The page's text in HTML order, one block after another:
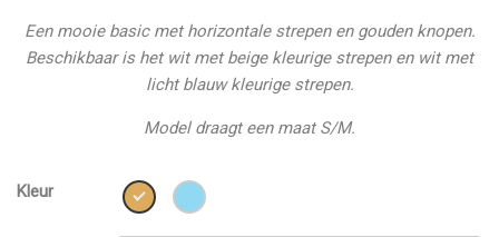
Een mooie basic met horizontale strepen en gouden knopen.
Beschikbaar is het wit met beige kleurige strepen en wit met
licht blauw kleurige strepen.
Model draagt een maat S/M.
Kleur